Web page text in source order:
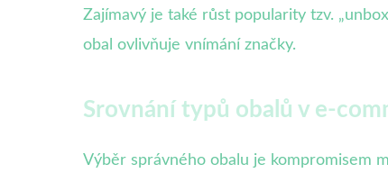
Zajímavý je také růst popularity tzv.
obal ovlivňuje vnímání značky.
Srovnání typů obalů v e-
Výběr správného obalu je kompromisem